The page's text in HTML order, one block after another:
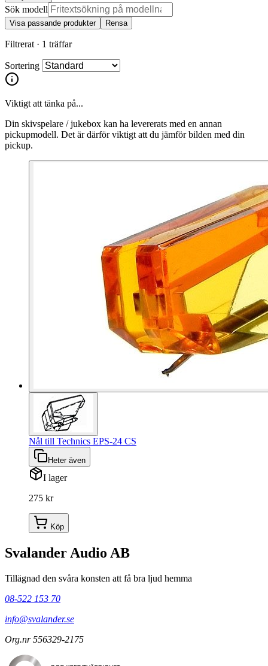
Sök modell
Visa passande produkter Rensa
Filtrerat · 1 träffar
Sortering
Viktigt att tänka på...
Din skivspelare / jukebox kan ha levererats med en annan
pickupmodell. Det är därför viktigt att du jämför bilden med din
pickup.
Nål till Technics EPS-24 CS
Heter även
I lager
275 kr
Köp
Svalander Audio AB
Tillägnad den svåra konsten att få bra ljud hemma
08-522 153 70
info@svalander.se
Org.nr 556329-2175